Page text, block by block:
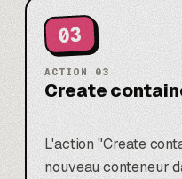
03
ACTION 03
Create
L'action "Create
nouveau conteneur